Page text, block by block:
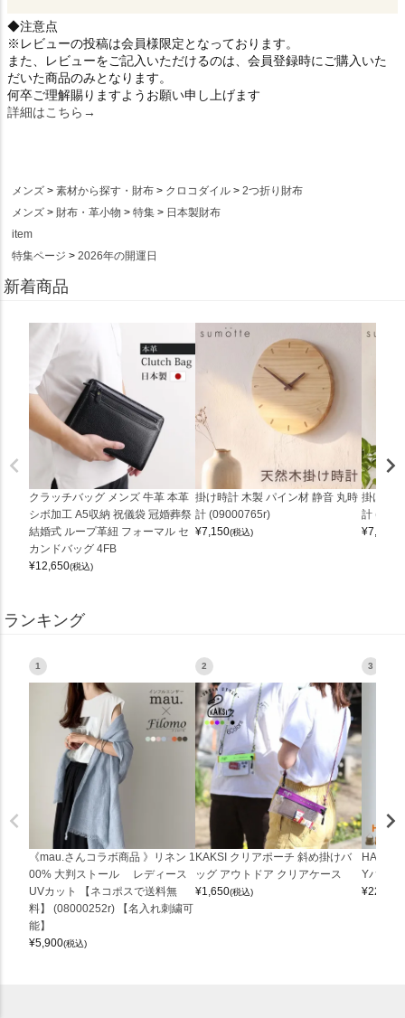
◆注意点
※レビューの投稿は会員様限定となっております。
また、レビューをご記入いただけるのは、会員登録時にご購入いた
だいた商品のみとなります。
何卒ご理解賜りますようお願い申し上げます
詳細はこちら→
メンズ 素材から探す・財布 クロコダイル
2つ折り財布
メンズ
財布・革小物 特集
日本製財布
item
特集ページ
2026年の開運日
新着商品
クラッチバッグ メンズ 牛革 本革
シボ加工 A5収納 祝儀袋 冠婚葬祭
結婚式 ループ革紐 フォーマル セ
カンドバッグ 4FB
¥12,650(税込)
掛け時計 木製 パイン材 静音 丸時
計 (09000765r)
¥7,150(税込)
掛け時
計
¥7,150
ランキング
1
《mau.さんコラボ商品 》リネン 1
00% 大判ストール レディース
UVカット 【ネコポスで送料無
料】 (08000252r) 【名入れ刺繍可
能】
¥5,900(税込)
2
KAKSI クリアポーチ 斜め掛けバ
ッグ アウトドア クリアケース
¥1,650(税込)
3
Yバッグ
¥22,000